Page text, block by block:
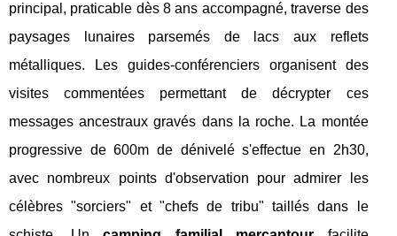
principal, praticable dès 8 ans accompagné, traverse des
paysages lunaires parsemés de lacs aux reflets
métalliques. Les guides-conférenciers organisent des
visites commentées permettant de décrypter ces
messages ancestraux gravés dans la roche. La montée
progressive de 600m de dénivelé s'effectue en 2h30,
avec nombreux points d'observation pour admirer les
célèbres "sorciers" et "chefs de tribu" taillés dans le